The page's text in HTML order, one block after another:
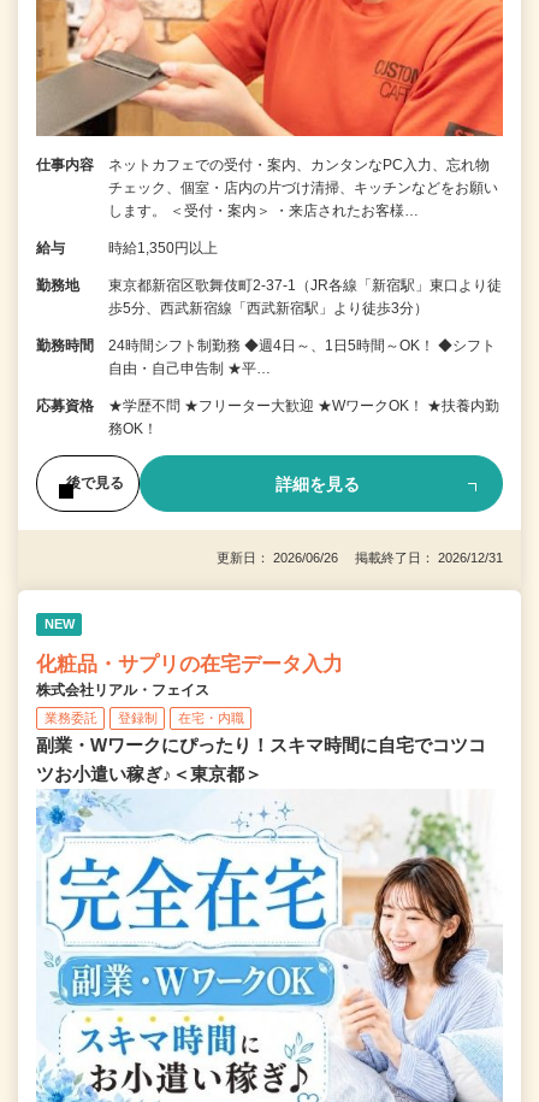
仕事内容
ネットカフェでの受付・案内、カンタンなPC入力、忘れ物
チェック、個室・店内の片づけ清掃、キッチンなどをお願い
します。 ＜受付・案内＞ ・来店されたお客様…
給与 時給1,350円以上
勤務地
東京都新宿区歌舞伎町2-37-1（JR各線「新宿駅」東口より徒
歩5分、西武新宿線「西武新宿駅」より徒歩3分）
勤務時間
24時間シフト制勤務 ◆週4日～、1日5時間～OK！ ◆シフト
自由・自己申告制 ★平…
応募資格
★学歴不問 ★フリーター大歓迎 ★WワークOK！ ★扶養内勤
務OK！
後で見る 詳細を見る
更新日： 2026/06/26 掲載終了日： 2026/12/31
NEW
化粧品・サプリの在宅データ入力
株式会社リアル・フェイス
業務委託 登録制 在宅・内職
副業・Wワークにぴったり！スキマ時間に自宅でコツコ
ツお小遣い稼ぎ♪＜東京都＞